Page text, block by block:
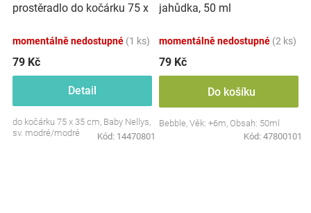
prostěradlo do kočárku 75 x
momentálně nedostupné (1 ks)
79 Kč
Detail
do kočárku 75 x 35 cm, Baby Nellys,
sv. modré/modré
Kód: 14470801
jahůdka, 50 ml
momentálně nedostupné (2 ks)
79 Kč
Do košíku
Bebble, Věk: +6m, Obsah: 50ml
Kód: 47800101